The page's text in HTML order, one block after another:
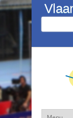
Overslaan en naar de